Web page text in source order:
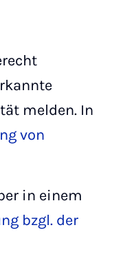
melden. In
von
in einem
bzgl. der